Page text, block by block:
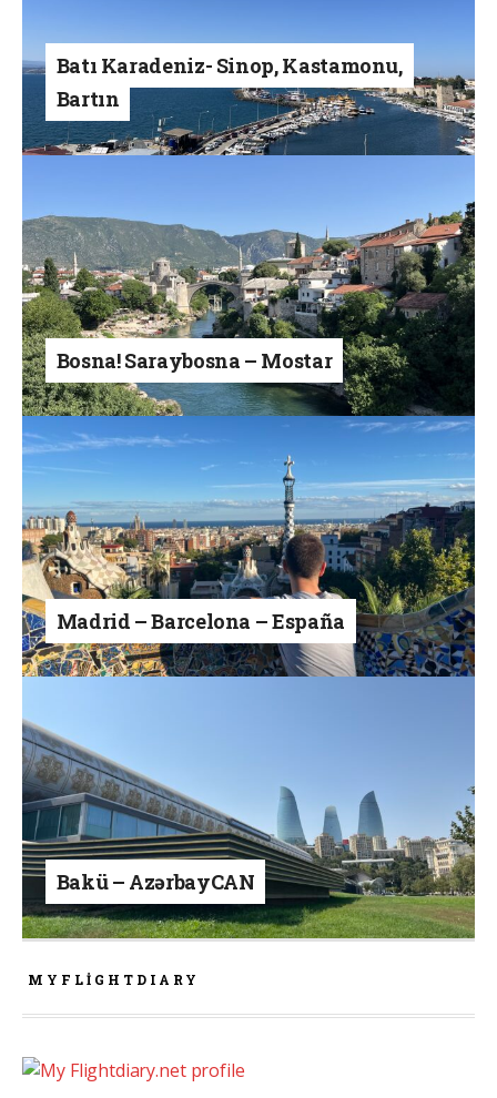
Batı Karadeniz- Sinop, Kastamonu,
Bartın
Bosna! Saraybosna – Mostar
Madrid – Barcelona – España
Bakü – AzərbayCAN
MYFLIGHTDIARY